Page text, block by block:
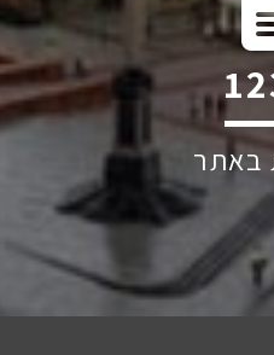
באתר